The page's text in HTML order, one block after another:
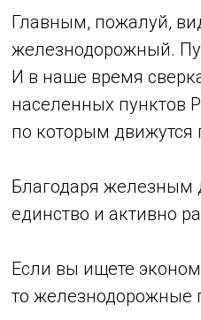
Главным, пожалуй,
железнодорожный.
И в наше время
населенных пунктов
по которым движутся
Благодаря железным
единство и активно
Если вы ищете
то железнодорожные